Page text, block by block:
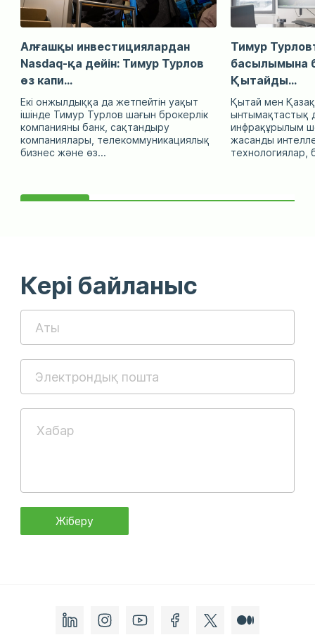
Алғашқы инвестициялардан
Nasdaq-қа дейін: Тимур Турлов
өз капи...
Екі онжылдыққа да жетпейтін уақыт
ішінде Тимур Турлов шағын брокерлік
компанияны банк, сақтандыру
компаниялары, телекоммуникациялық
бизнес және өз...
Тимур
басылымына
Қытайды...
Қытай мен
ынтымақтастық
инфрақұрылым
жасанды
технологиялар,
Кері байланыс
Жіберу